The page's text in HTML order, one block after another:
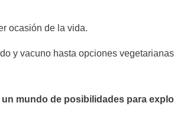
ocasión de la vida.
y vacuno hasta opciones
mundo de posibilidades para